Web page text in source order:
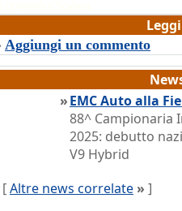
Aggiungi un commento
»EMC Auto alla
88^ Campionaria
2025: debutto
V9 Hybrid
[Altre news correlate » ]